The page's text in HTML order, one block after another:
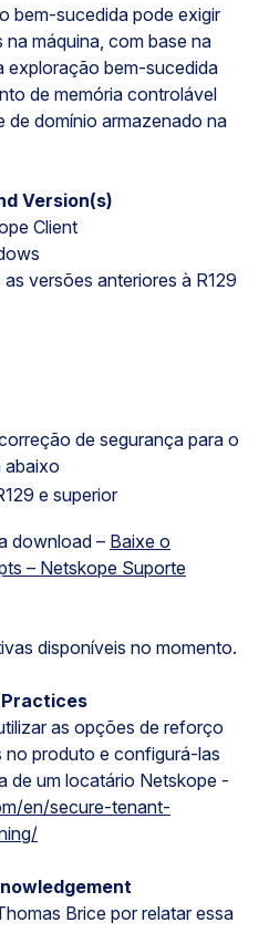
bem-sucedida pode exigir
máquina, com base na
exploração bem-sucedida
de memória controlável
de domínio armazenado na
Version(s)
Client
versões anteriores à R129
de segurança para o
abaixo
e superior
download – Baixe o
– Netskope Suporte
disponíveis no momento.
as opções de reforço
no produto e configurá-las
de um locatário Netskope -
en/secure-tenant-
Brice por relatar essa